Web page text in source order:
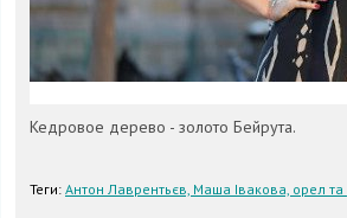
Кедровое дерево - золото Бейрута.
Теги: Антон Лаврентьєв, Маша Івакова, орел